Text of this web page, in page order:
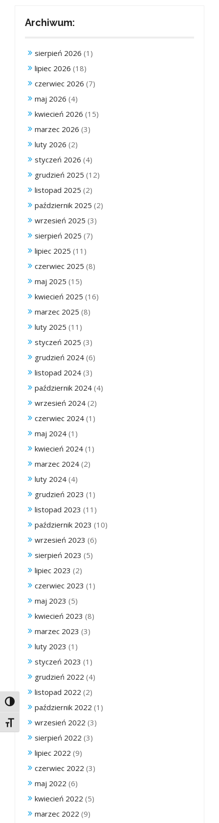
Toggle High Contrast
Toggle Font size
Archiwum:
sierpień 2026 (1)
lipiec 2026 (18)
czerwiec 2026 (7)
maj 2026 (4)
kwiecień 2026 (15)
marzec 2026 (3)
luty 2026 (2)
styczeń 2026 (4)
grudzień 2025 (12)
listopad 2025 (2)
październik 2025 (2)
wrzesień 2025 (3)
sierpień 2025 (7)
lipiec 2025 (11)
czerwiec 2025 (8)
maj 2025 (15)
kwiecień 2025 (16)
marzec 2025 (8)
luty 2025 (11)
styczeń 2025 (3)
grudzień 2024 (6)
listopad 2024 (3)
październik 2024 (4)
wrzesień 2024 (2)
czerwiec 2024 (1)
maj 2024 (1)
kwiecień 2024 (1)
marzec 2024 (2)
luty 2024 (4)
grudzień 2023 (1)
listopad 2023 (11)
październik 2023 (10)
wrzesień 2023 (6)
sierpień 2023 (5)
lipiec 2023 (2)
czerwiec 2023 (1)
maj 2023 (5)
kwiecień 2023 (8)
marzec 2023 (3)
luty 2023 (1)
styczeń 2023 (1)
grudzień 2022 (4)
listopad 2022 (2)
październik 2022 (1)
wrzesień 2022 (3)
sierpień 2022 (3)
lipiec 2022 (9)
czerwiec 2022 (3)
maj 2022 (6)
kwiecień 2022 (5)
marzec 2022 (9)